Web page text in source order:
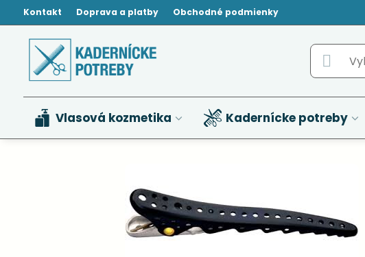
Kontakt Doprava a platby Obchodné podmienky
Vlasová kozmetika Kadernícke potreby